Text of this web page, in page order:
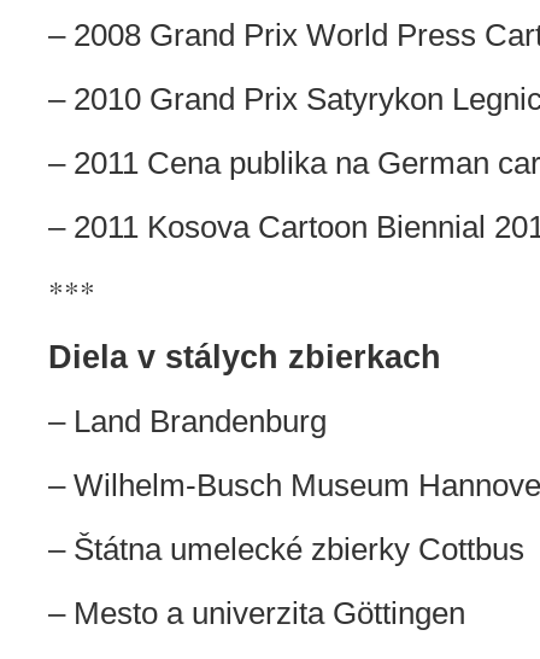
– 2008 Grand Prix World Press
– 2010 Grand Prix Satyrykon
– 2011 Cena publika na German
– 2011 Kosova Cartoon Biennial
***
Diela v stálych zbierkach
– Land Brandenburg
– Wilhelm-Busch Museum
– Štátna umelecké zbierky Cottbus
– Mesto a univerzitaGöttingen